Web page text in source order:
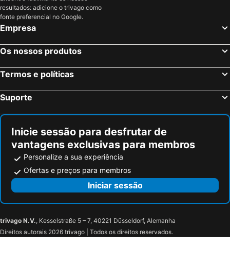
resultados: adicione o trivago como
fonte preferencial no Google.
Empresa
Os nossos produtos
Termos e políticas
Suporte
Inicie sessão para desfrutar de
vantagens exclusivas para membros
Personalize a sua experiência
Ofertas e preços para membros
Iniciar sessão
trivago N.V., Kesselstraße 5 – 7, 40221 Düsseldorf, Alemanha
Direitos autorais 2026 trivago | Todos os direitos reservados.